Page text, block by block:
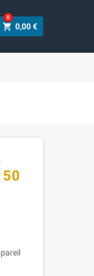
shopping_cart 0,00 €
0
50